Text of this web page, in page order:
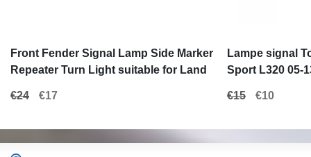
Front Fender Signal Lamp Side Marker
Repeater Turn Light suitable for Land
2012)
€24 €17
Lampe signal
Sport L320 05-
€15 €10